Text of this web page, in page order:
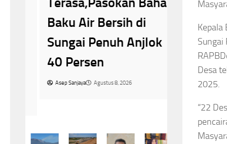
Kepala
Sungai
Desa
2025.
“22
Baku Air Bersih di
Sungai Penuh Anjlok
40 Persen
Asep Sanjaya Agustus 8, 2026
Asep Sanjaya